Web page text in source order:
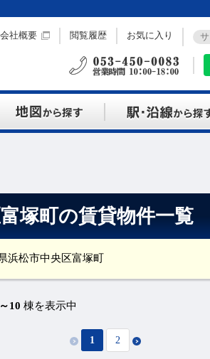
会社概要 閲覧履歴 お気に入り
塚町の賃貸物件一覧
浜松市中央区富塚町
10 棟を表示中
1 2